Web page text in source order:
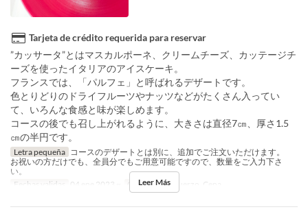
Tarjeta de crédito requerida para reservar
”カッサータ”とはマスカルポーネ、クリームチーズ、カッテージチ
ーズを使ったイタリアのアイスケーキ。
フランスでは、「パルフェ」と呼ばれるデザートです。
色とりどりのドライフルーツやナッツなどがたくさん入ってい
て、いろんな食感と味が楽しめます。
コースの後でも召し上がれるように、大きさは直径7㎝、厚さ1.5
㎝の半円です。
Letra pequeña コースのデザートとは別に、追加でご注文いただけます。
お祝いの方だけでも、全員分でもご用意可能ですので、数量をご入力下さ
い。
Fechas validas
04 ene 2023 ~ Comidas Almuerzo, Cena
Leer Más